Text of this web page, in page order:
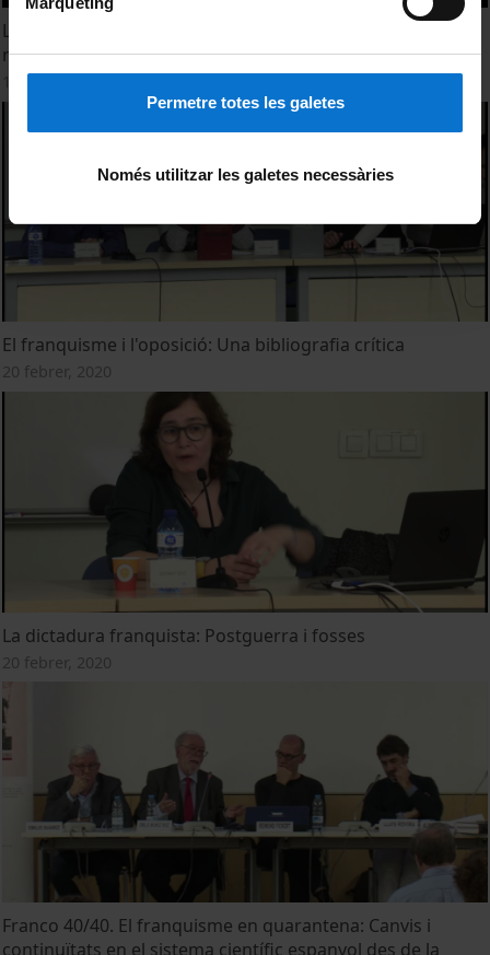
Permetre totes les galetes
Només utilitzar les galetes necessàries
La UB rebrà homenatge a les persones de la UB
represaliades pel franquisme
18 gener, 2023
El franquisme i l'oposició: Una bibliografia crítica
20 febrer, 2020
La dictadura franquista: Postguerra i fosses
20 febrer, 2020
Franco 40/40. El franquisme en quarantena: Canvis i
continuïtats en el sistema científic espanyol des de la